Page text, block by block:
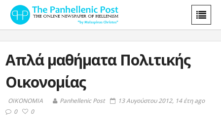
Απλά μαθήματα Πολιτικής
Οικονομίας
ΟΙΚΟΝΟΜΙΑ Panhellenic Post
13 Αυγούστου 2012, 14 έτη ago
0
0